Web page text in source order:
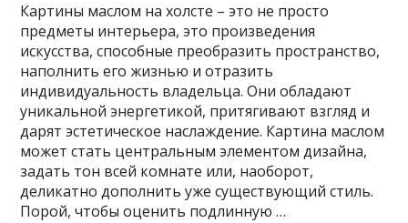
Картины маслом на холсте – это не просто
предметы интерьера, это произведения
искусства, способные преобразить пространство,
наполнить его жизнью и отразить
индивидуальность владельца. Они обладают
уникальной энергетикой, притягивают взгляд и
дарят эстетическое наслаждение. Картина маслом
может стать центральным элементом дизайна,
задать тон всей комнате или, наоборот,
деликатно дополнить уже существующий стиль.
Порой, чтобы оценить подлинную …